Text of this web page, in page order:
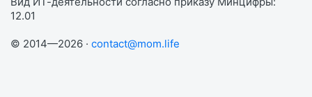
12.01
© 2014—2026 · contact@mom.life